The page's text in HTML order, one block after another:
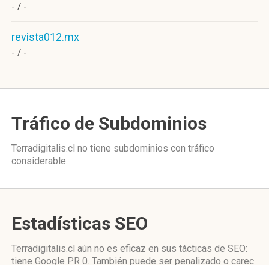
- / -
revista012.mx
- / -
Tráfico de Subdominios
Terradigitalis.cl no tiene subdominios con tráfico
considerable.
Estadísticas SEO
Terradigitalis.cl aún no es eficaz en sus tácticas de SEO:
tiene Google PR 0. También puede ser penalizado o carec